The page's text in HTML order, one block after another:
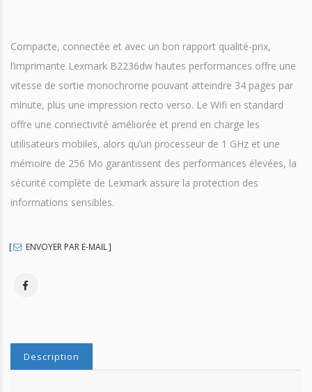
Compacte, connectée et avec un bon rapport qualité-prix,
l’imprimante Lexmark B2236dw hautes performances offre une
vitesse de sortie monochrome pouvant atteindre 34 pages par
minute, plus une impression recto verso. Le Wifi en standard
offre une connectivité améliorée et prend en charge les
utilisateurs mobiles, alors qu’un processeur de 1 GHz et une
mémoire de 256 Mo garantissent des performances élevées, la
sécurité complète de Lexmark assure la protection des
informations sensibles.
ENVOYER PAR E-MAIL
Description